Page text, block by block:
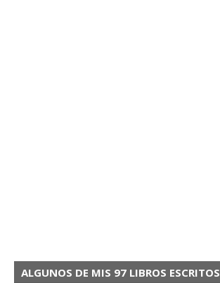
ALGUNOS DE MIS 97 LIBROS ESCRITOS